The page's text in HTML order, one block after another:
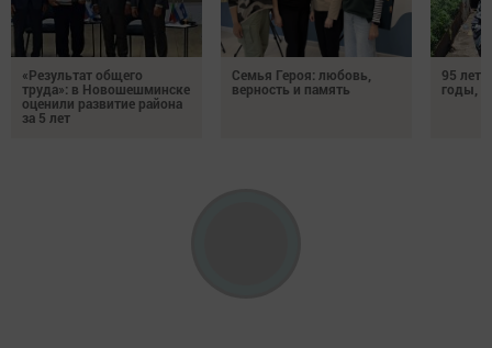
«Результат общего
труда»: в Новошешминске
оценили развитие района
за 5 лет
Семья Героя: любовь,
верность и память
95 лет
годы,